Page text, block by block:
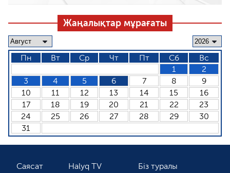
Жаңалықтар мұрағаты
Пн Вт Ср Чт Пт Сб
Вс
1
2
3
4 5 6 7 8
9
10
11 12 13 14 15
16
17
18 19 20 21 22
23
24
25 26 27 28 29
30
31
Саясат Halyq TV Біз туралы